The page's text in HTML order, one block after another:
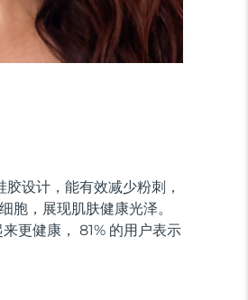
设计，能有效减少粉刺，
胞，展现肌肤健康光泽。
更健康， 81% 的用户表示